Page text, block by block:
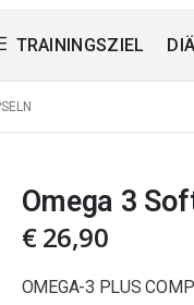
TRAININGSZIEL
Omega 3
€26,90
OMEGA-3 PLUS